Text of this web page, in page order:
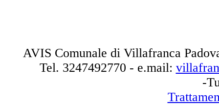
AVIS Comunale di Villafranca
Tel. 3247492770 - e.mail:
-